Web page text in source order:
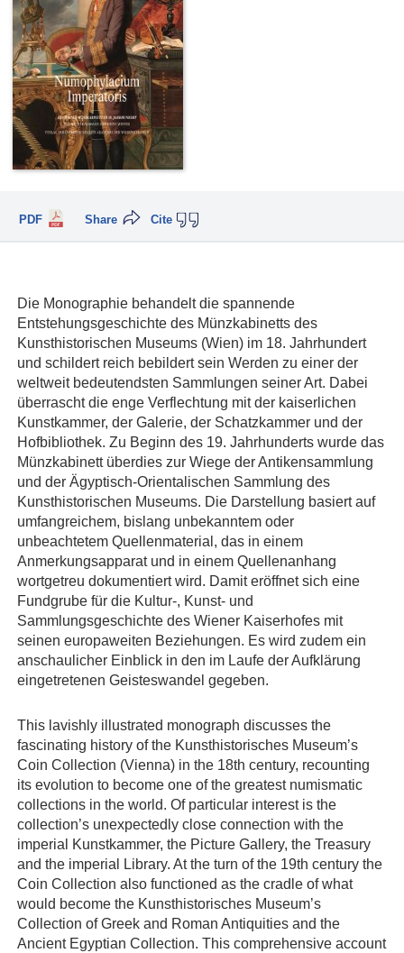
PDF Cite
Share
Die Monographie behandelt die spannende
Entstehungsgeschichte des Münzkabinetts des
Kunsthistorischen Museums (Wien) im 18. Jahrhundert
und schildert reich bebildert sein Werden zu einer der
weltweit bedeutendsten Sammlungen seiner Art. Dabei
überrascht die enge Verflechtung mit der kaiserlichen
Kunstkammer, der Galerie, der Schatzkammer und der
Hofbibliothek. Zu Beginn des 19. Jahrhunderts wurde das
Münzkabinett überdies zur Wiege der Antikensammlung
und der Ägyptisch-Orientalischen Sammlung des
Kunsthistorischen Museums. Die Darstellung basiert auf
umfangreichem, bislang unbekanntem oder
unbeachtetem Quellenmaterial, das in einem
Anmerkungsapparat und in einem Quellenanhang
wortgetreu dokumentiert wird. Damit eröffnet sich eine
Fundgrube für die Kultur-, Kunst- und
Sammlungsgeschichte des Wiener Kaiserhofes mit
seinen europaweiten Beziehungen. Es wird zudem ein
anschaulicher Einblick in den im Laufe der Aufklärung
eingetretenen Geisteswandel gegeben.
This lavishly illustrated monograph discusses the
fascinating history of the Kunsthistorisches Museum’s
Coin Collection (Vienna) in the 18th century, recounting
its evolution to become one of the greatest numismatic
collections in the world. Of particular interest is the
collection’s unexpectedly close connection with the
imperial Kunstkammer, the Picture Gallery, the Treasury
and the imperial Library. At the turn of the 19th century the
Coin Collection also functioned as the cradle of what
would become the Kunsthistorisches Museum’s
Collection of Greek and Roman Antiquities and the
Ancient Egyptian Collection. This comprehensive account